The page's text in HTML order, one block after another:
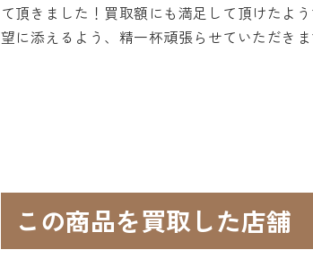
て頂きました！買取額にも満足して頂けたよ
望に添えるよう、精一杯頑張らせていただき
この商品を買取した店舗